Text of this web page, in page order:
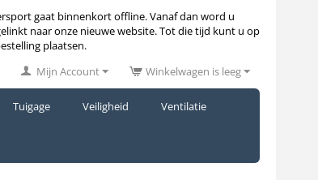
gaat binnenkortoffline. Vanaf dan word u
naar onze nieuwe website. Tot die tijd kunt u op
plaatsen.
Winkelwagen is leeg
Mijn Account
Tuigage Veiligheid Ventilatie